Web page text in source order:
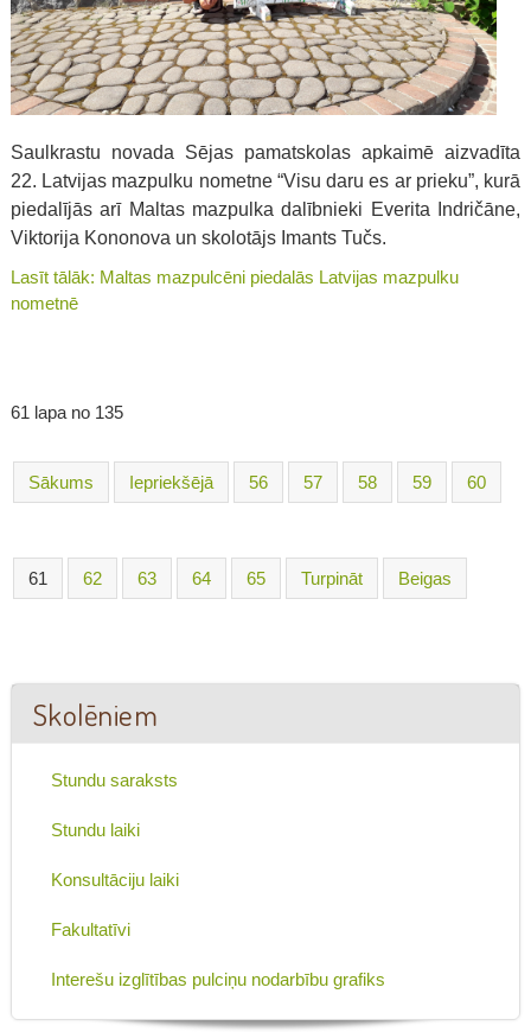
Saulkrastu novada Sējas pamatskolas apkaimē aizvadīta
22. Latvijas mazpulku nometne “Visu daru es ar prieku”, kurā
piedalījās arī Maltas mazpulka dalībnieki Everita Indričāne,
Viktorija Kononova un skolotājs Imants Tučs.
Lasīt tālāk: Maltas mazpulcēni piedalās Latvijas mazpulku
nometnē
61 lapa no 135
Sākums Iepriekšējā 56 57 58 59 60
61 62 63 64 65 Turpināt Beigas
Skolēniem
Stundu saraksts
Stundu laiki
Konsultāciju laiki
Fakultatīvi
Interešu izglītības pulciņu nodarbību grafiks